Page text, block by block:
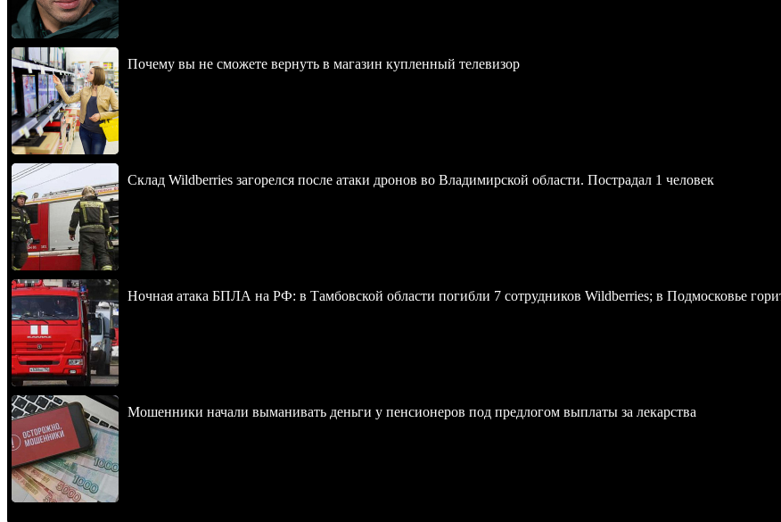
Почему вы не сможете вернуть в магазин купленный телевизор
Склад Wildberries загорелся после атаки дронов во Владимирской области. Пострадал 1 человек
Ночная атака БПЛА на РФ: в Тамбовской области погибли 7 сотрудников Wildberries; в Подмосковье
Мошенники начали выманивать деньги у пенсионеров под предлогом выплаты за лекарства